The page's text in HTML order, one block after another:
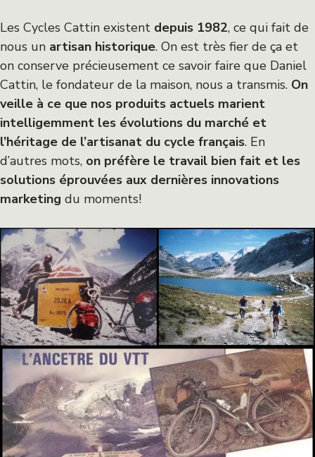
Les Cycles Cattin existent depuis 1982, ce qui fait de
nous un artisan historique. On est très fier de ça et
on conserve précieusement ce savoir faire que Daniel
Cattin, le fondateur de la maison, nous a transmis. On
veille à ce que nos produits actuels marient
intelligemment les évolutions du marché et
l’héritage de l’artisanat du cycle français. En
d’autres mots, on préfère le travail bien fait et les
solutions éprouvées aux dernières innovations
marketing du moments!